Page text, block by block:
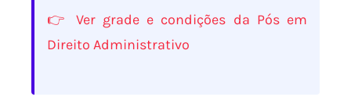
👉 Ver grade e condições da Pós em
Direito Administrativo